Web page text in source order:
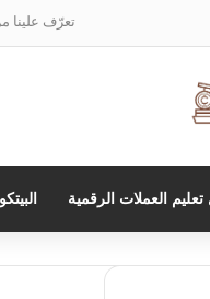
تعرّف علينا
تعليم العملات الرقمية